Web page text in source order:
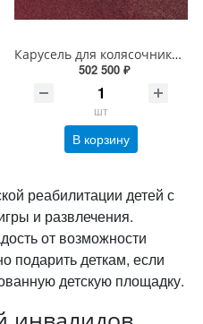
Карусель для колясочников и сопровождающих лиц
502 500 ₽
шт
В корзину
реабилитации детей с
и развлечения.
от возможности
подарить деткам, если
детскую площадку.